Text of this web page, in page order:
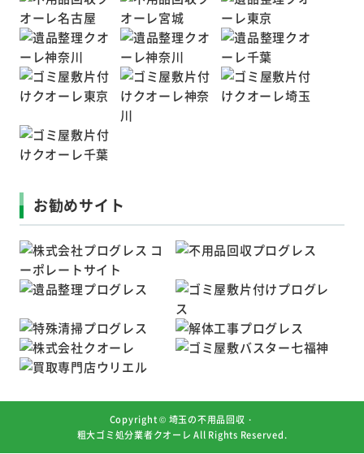
お勧めサイト
Copyright © 埼玉の不用品回収・
粗大ゴミ処分業者クオーレ All Rights Reserved.